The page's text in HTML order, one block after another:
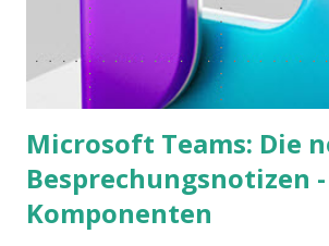
Microsoft Teams: Die
Besprechungsnotizen
Komponenten